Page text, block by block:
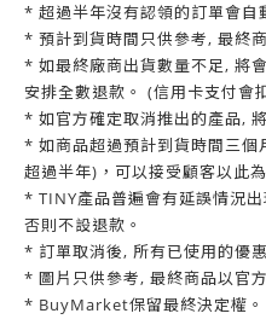
* 超過半年沒有認領的訂單會自
* 預計到貨時間只供參考, 最終
* 如最終廠商出貨數量不足, 將
安排全數退款。 (信用卡支付會
* 如官方確定取消推出的產品,
* 如商品超過預計到貨時間三
超過半年)，可以接受顧客以此
* TINY產品普遍會有延誤情況
否則不設退款。
* 訂單取消後, 所有已使用的優
* 圖片只供參考, 最終商品以官
* BuyMarket保留最終決定權。